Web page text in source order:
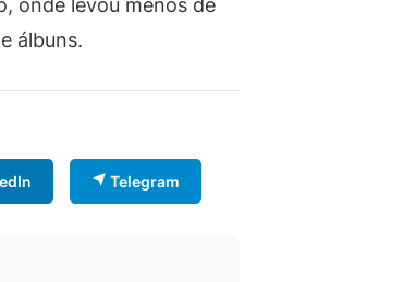
onde levou menos de
álbuns.
Telegram